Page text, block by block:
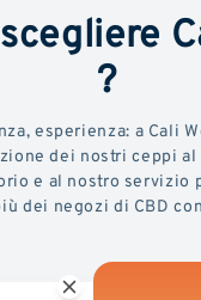
?
esperienza: a Cali
dei nostri ceppi
e al nostro servizio
dei negozi di CBD